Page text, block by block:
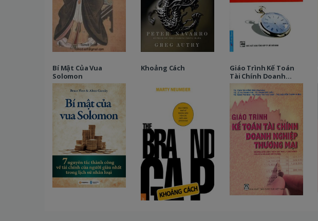
Bí Mật Của Vua
Solomon
Khoảng Cách
Giáo Trình Kế Toán
Tài Chính Doanh
Nghiệp Thương Mại